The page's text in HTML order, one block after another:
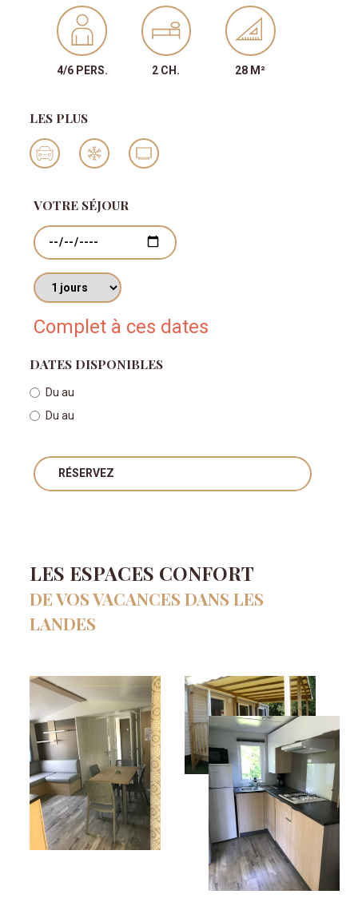
4/6 PERS. 2 CH. 28 M²
LES PLUS
VOTRE SÉJOUR
Dates
Nombres de jours
Complet à ces dates
DATES DISPONIBLES
Duau
Duau
RÉSERVEZ
LES ESPACES CONFORT
DE VOS VACANCES DANS LES
LANDES